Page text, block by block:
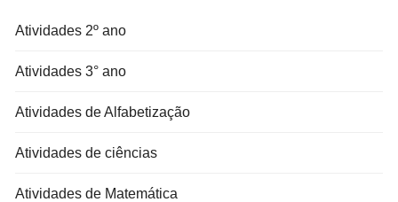
Atividades 2º ano
Atividades 3° ano
Atividades de Alfabetização
Atividades de ciências
Atividades de Matemática